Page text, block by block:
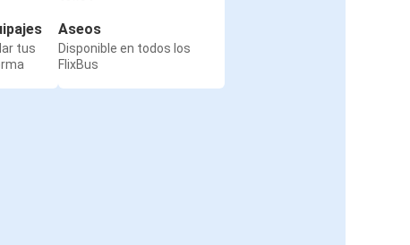
tus
Aseos
Disponible en todos los
FlixBus